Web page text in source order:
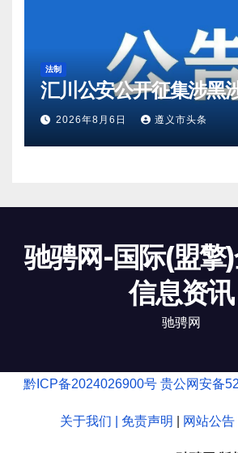
法制
汇川公安公开征集涉黑
2026年8月6日 遵义市头条
驰骋网-国际(盟擎
信息资讯
驰骋网
黔ICP备2024026900号 贵公网安备
关于我们 | 免责声明 网站公告